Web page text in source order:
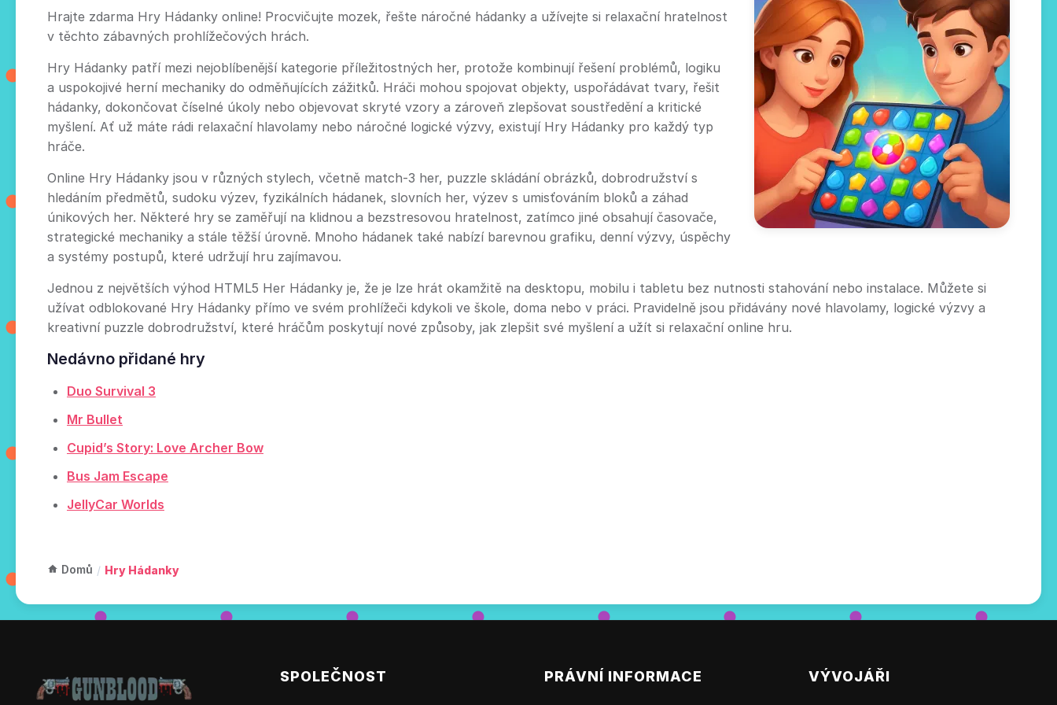
Hrajte zdarma Hry Hádanky online! Procvičujte mozek, řešte náročné hádanky a užívejte si relaxační hratelnost
v těchto zábavných prohlížečových hrách.
Hry Hádanky patří mezi nejoblíbenější kategorie příležitostných her, protože kombinují řešení problémů, logiku
a uspokojivé herní mechaniky do odměňujících zážitků. Hráči mohou spojovat objekty, uspořádávat tvary, řešit
hádanky, dokončovat číselné úkoly nebo objevovat skryté vzory a zároveň zlepšovat soustředění a kritické
myšlení. Ať už máte rádi relaxační hlavolamy nebo náročné logické výzvy, existují Hry Hádanky pro každý typ
hráče.
Online Hry Hádanky jsou v různých stylech, včetně match-3 her, puzzle skládání obrázků, dobrodružství s
hledáním předmětů, sudoku výzev, fyzikálních hádanek, slovních her, výzev s umisťováním bloků a záhad
únikových her. Některé hry se zaměřují na klidnou a bezstresovou hratelnost, zatímco jiné obsahují časovače,
strategické mechaniky a stále těžší úrovně. Mnoho hádanek také nabízí barevnou grafiku, denní výzvy, úspěchy
a systémy postupů, které udržují hru zajímavou.
Jednou z největších výhod HTML5 Her Hádanky je, že je lze hrát okamžitě na desktopu, mobilu i tabletu bez nutnosti stahování nebo instalace. Můžete si
užívat odblokované Hry Hádanky přímo ve svém prohlížeči kdykoli ve škole, doma nebo v práci. Pravidelně jsou přidávány nové hlavolamy, logické výzvy a
kreativní puzzle dobrodružství, které hráčům poskytují nové způsoby, jak zlepšit své myšlení a užít si relaxační online hru.
Nedávno přidané hry
Duo Survival 3
Mr Bullet
Cupid’s Story: Love Archer Bow
Bus Jam Escape
JellyCar Worlds
Domů / Hry Hádanky
SPOLEČNOST PRÁVNÍ INFORMACE VÝVOJÁŘI